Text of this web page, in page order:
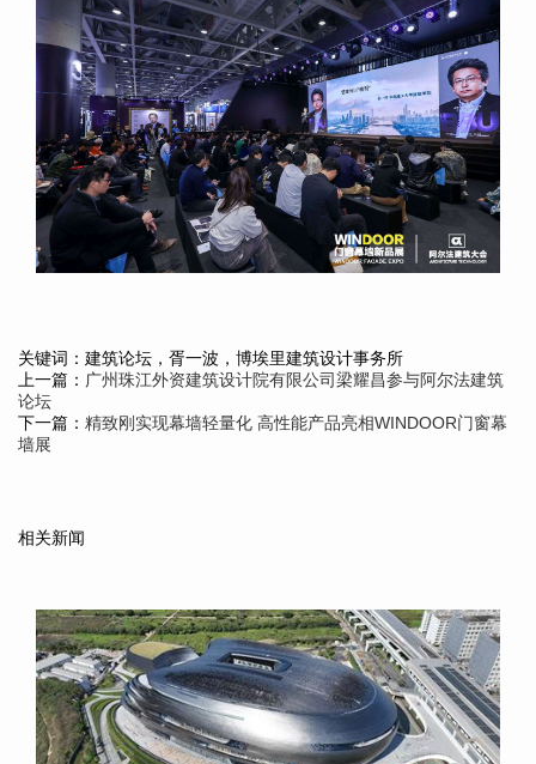
关键词：建筑论坛，胥一波，博埃里建筑设计事务所
上一篇： 广州珠江外资建筑设计院有限公司梁耀昌参与阿尔法建筑
论坛
下一篇： 精致刚实现幕墙轻量化 高性能产品亮相WINDOOR门窗幕
墙展
相关新闻